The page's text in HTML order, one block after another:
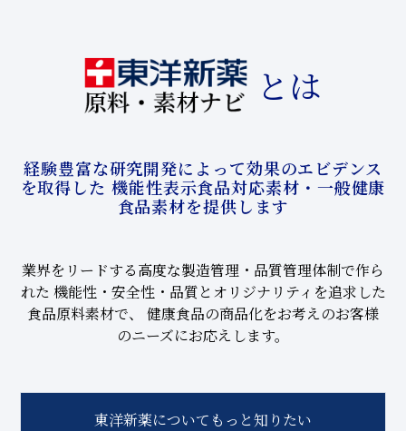
とは
経験豊富な研究開発によって効果のエビデンス
を取得した 機能性表示食品対応素材・一般健康
食品素材を提供します
業界をリードする高度な製造管理・品質管理体制で作ら
れた 機能性・安全性・品質とオリジナリティを追求した
食品原料素材で、
健康食品の商品化をお考えのお客様
のニーズにお応えします。
東洋新薬についてもっと知りたい